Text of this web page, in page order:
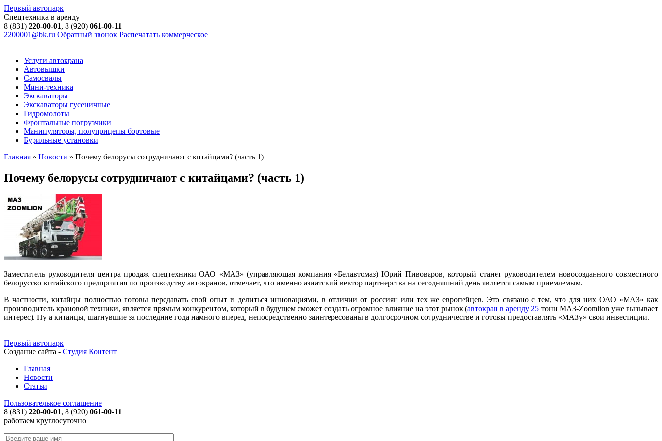
Первый автопарк
Спецтехника в аренду
8 (831) 220-00-01, 8 (920) 061-00-11
2200001@bk.ru Обратный звонок Распечатать коммерческое
Услуги автокрана
Автовышки
Самосвалы
Мини-техника
Экскаваторы
Экскаваторы гусеничные
Гидромолоты
Фронтальные погрузчики
Манипуляторы, полуприцепы бортовые
Бурильные установки
Главная » Новости » Почему белорусы сотрудничают с китайцами? (часть 1)
Почему белорусы сотрудничают с китайцами? (часть 1)
Заместитель руководителя центра продаж спецтехники ОАО «МАЗ» (управляющая компания «Белавтомаз) Юрий Пивоваров, который станет руководителем новосозданного совместного
белорусско-китайского предприятия по производству автокранов, отмечает, что именно азиатский вектор партнерства на сегодняшний день является самым приемлемым.
В частности, китайцы полностью готовы передавать свой опыт и делиться инновациями, в отличии от россиян или тех же европейцев. Это связано с тем, что для них ОАО «МАЗ» как
производитель крановой техники, является прямым конкурентом, который в будущем сможет создать огромное влияние на этот рынок (автокран в аренду 25 тонн МАЗ-Zoomlion уже вызывает
интерес). Ну а китайцы, шагнувшие за последние года намного вперед, непосредственно заинтересованы в долгосрочном сотрудничестве и готовы предоставлять «МАЗу» свои инвестиции.
Первый автопарк
Создание сайта - Студия Контент
Главная
Новости
Статьи
Пользователькое соглашение
8 (831) 220-00-01, 8 (920) 061-00-11
работаем круглосуточно